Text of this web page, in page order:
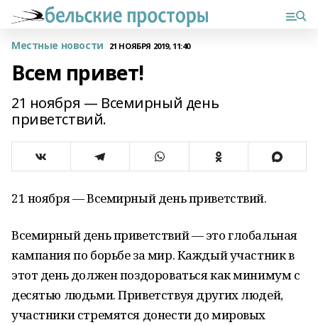
Местные новости 21 НОЯБРЯ 2019, 11:40
Всем привет!
21 ноября — Всемирный день
приветствий.
21 ноября — Всемирный день приветствий.
Всемирный день приветствий — это глобальная
кампания по борьбе за мир. Каждый участник в
этот день должен поздороваться как минимум с
десятью людьми. Приветствуя других людей,
участники стремятся донести до мировых